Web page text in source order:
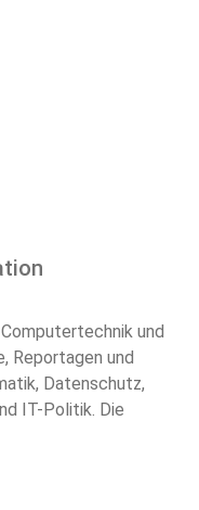
und
Reportagen und
Datenschutz,
IT-Politik. Die